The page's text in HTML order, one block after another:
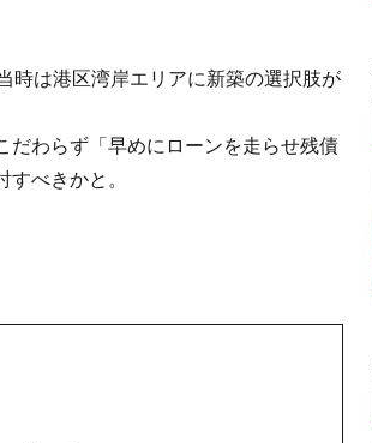
時は港区湾岸エリアに新築の選択肢が
だわらず「 早めにローンを走らせ残債
べきかと。